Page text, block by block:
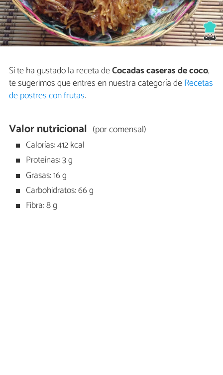
Si te ha gustado la receta deCocadas caseras de coco,
te sugerimos que entres en nuestra categoría deRecetas
de postres con frutas.
Valor nutricional (por comensal)
Calorías: 412 kcal
Proteínas: 3 g
Grasas: 16 g
Carbohidratos: 66 g
Fibra: 8 g